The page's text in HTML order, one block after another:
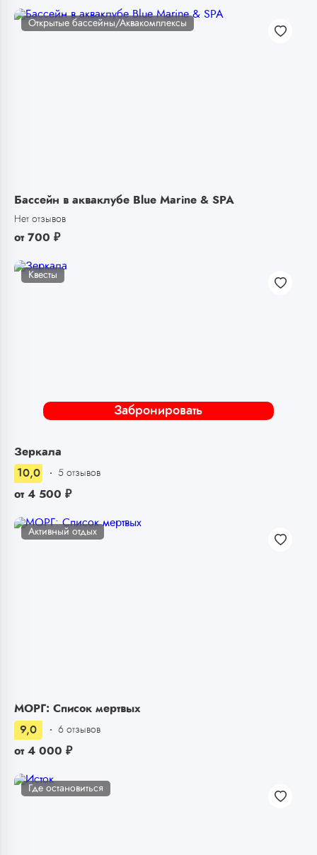
Открытые бассейны/Аквакомплексы
Бассейн в акваклубе Blue Marine & SPA
Нет отзывов
от 700 ₽
Забронировать
Квесты
Зеркала
10,0
5 отзывов
от 4 500 ₽
Активный отдых
МОРГ: Список мертвых
9,0
6 отзывов
от 4 000 ₽
Где остановиться